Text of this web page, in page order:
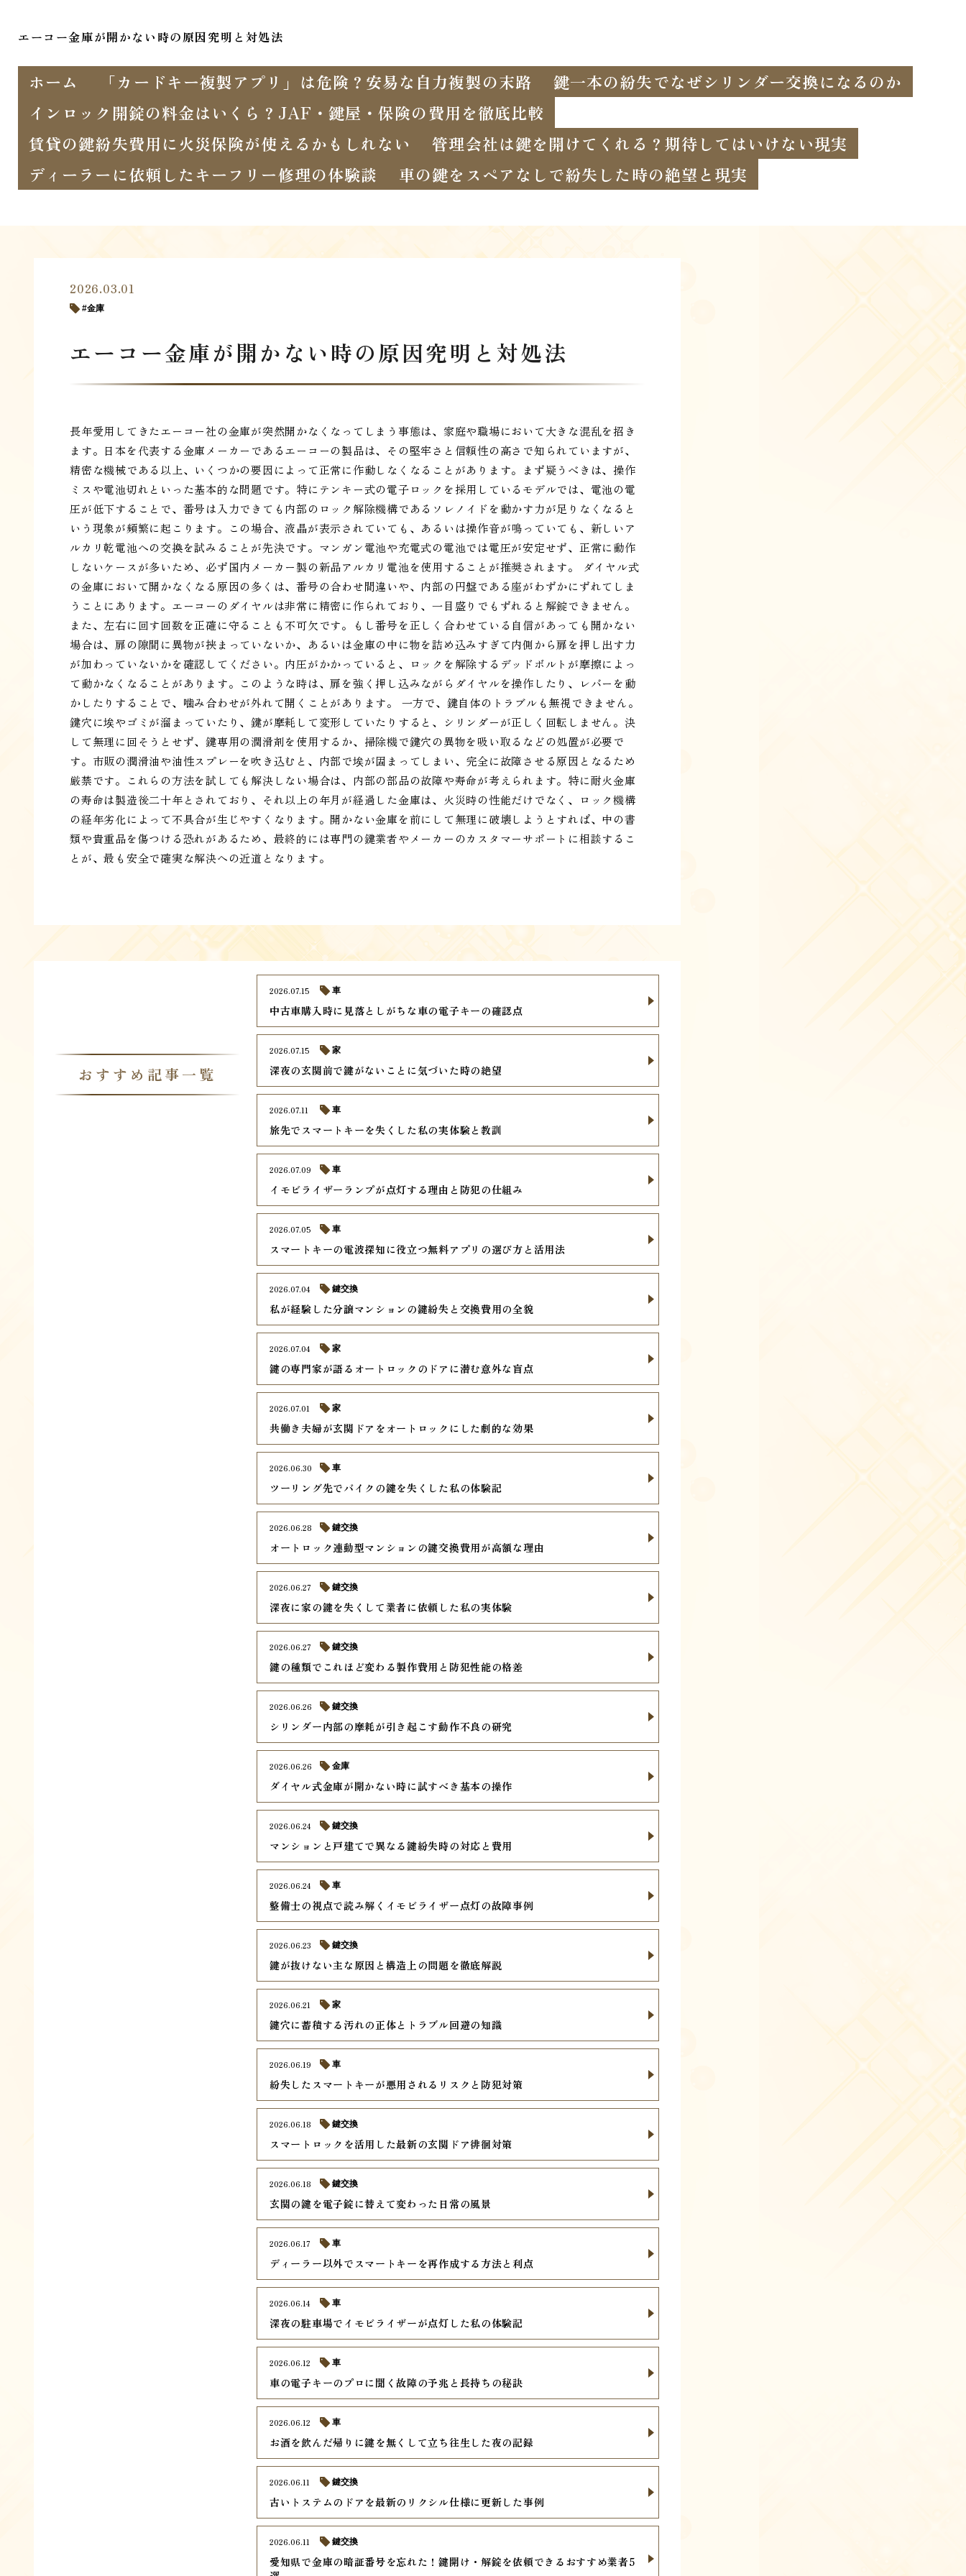
エーコー金庫が開かない時の原因究明と対処法
ホーム 「カードキー複製アプリ」は危険？安易な自力複製の末路
鍵一本の紛失でなぜシリンダー交換になるのか
インロック開錠の料金はいくら？JAF・鍵屋・保険の費用を徹底比較
賃貸の鍵紛失費用に火災保険が使えるかもしれない
管理会社は鍵を開けてくれる？期待してはいけない現実
ディーラーに依頼したキーフリー修理の体験談
車の鍵をスペアなしで紛失した時の絶望と現実
2026.03.01
金庫
エーコー金庫が開かない時の原因究明と対処法
長年愛用してきたエーコー社の金庫が突然開かなくなってしまう事態は、家庭や職場において大きな混乱を招き
ます。日本を代表する金庫メーカーであるエーコーの製品は、その堅牢さと信頼性の高さで知られていますが、
精密な機械である以上、いくつかの要因によって正常に作動しなくなることがあります。まず疑うべきは、操作
ミスや電池切れといった基本的な問題です。特にテンキー式の電子ロックを採用しているモデルでは、電池の電
圧が低下することで、番号は入力できても内部のロック解除機構であるソレノイドを動かす力が足りなくなると
いう現象が頻繁に起こります。この場合、液晶が表示されていても、あるいは操作音が鳴っていても、新しいア
ルカリ乾電池への交換を試みることが先決です。マンガン電池や充電式の電池では電圧が安定せず、正常に動作
しないケースが多いため、必ず国内メーカー製の新品アルカリ電池を使用することが推奨されます。 ダイヤル式
の金庫において開かなくなる原因の多くは、番号の合わせ間違いや、内部の円盤である座がわずかにずれてしま
うことにあります。エーコーのダイヤルは非常に精密に作られており、一目盛りでもずれると解錠できません。
また、左右に回す回数を正確に守ることも不可欠です。もし番号を正しく合わせている自信があっても開かない
場合は、扉の隙間に異物が挟まっていないか、あるいは金庫の中に物を詰め込みすぎて内側から扉を押し出す力
が加わっていないかを確認してください。内圧がかかっていると、ロックを解除するデッドボルトが摩擦によっ
て動かなくなることがあります。このような時は、扉を強く押し込みながらダイヤルを操作したり、レバーを動
かしたりすることで、噛み合わせが外れて開くことがあります。 一方で、鍵自体のトラブルも無視できません。
鍵穴に埃やゴミが溜まっていたり、鍵が摩耗して変形していたりすると、シリンダーが正しく回転しません。決
して無理に回そうとせず、鍵専用の潤滑剤を使用するか、掃除機で鍵穴の異物を吸い取るなどの処置が必要で
す。市販の潤滑油や油性スプレーを吹き込むと、内部で埃が固まってしまい、完全に故障させる原因となるため
厳禁です。これらの方法を試しても解決しない場合は、内部の部品の故障や寿命が考えられます。特に耐火金庫
の寿命は製造後二十年とされており、それ以上の年月が経過した金庫は、火災時の性能だけでなく、ロック機構
の経年劣化によって不具合が生じやすくなります。開かない金庫を前にして無理に破壊しようとすれば、中の書
類や貴重品を傷つける恐れがあるため、最終的には専門の鍵業者やメーカーのカスタマーサポートに相談するこ
とが、最も安全で確実な解決への近道となります。
おすすめ記事一覧
中古車購入時に見落としがちな車の電子キーの確認点
2026.07.15 車
深夜の玄関前で鍵がないことに気づいた時の絶望
2026.07.15 家
旅先でスマートキーを失くした私の実体験と教訓
2026.07.11 車
イモビライザーランプが点灯する理由と防犯の仕組み
2026.07.09 車
スマートキーの電波探知に役立つ無料アプリの選び方と活用法
2026.07.05 車
私が経験した分譲マンションの鍵紛失と交換費用の全貌
2026.07.04 鍵交換
鍵の専門家が語るオートロックのドアに潜む意外な盲点
2026.07.04 家
共働き夫婦が玄関ドアをオートロックにした劇的な効果
2026.07.01 家
ツーリング先でバイクの鍵を失くした私の体験記
2026.06.30 車
オートロック連動型マンションの鍵交換費用が高額な理由
2026.06.28 鍵交換
深夜に家の鍵を失くして業者に依頼した私の実体験
2026.06.27 鍵交換
鍵の種類でこれほど変わる製作費用と防犯性能の格差
2026.06.27 鍵交換
シリンダー内部の摩耗が引き起こす動作不良の研究
2026.06.26 鍵交換
ダイヤル式金庫が開かない時に試すべき基本の操作
2026.06.26 金庫
マンションと戸建てで異なる鍵紛失時の対応と費用
2026.06.24 鍵交換
整備士の視点で読み解くイモビライザー点灯の故障事例
2026.06.24 車
鍵が抜けない主な原因と構造上の問題を徹底解説
2026.06.23 鍵交換
鍵穴に蓄積する汚れの正体とトラブル回避の知識
2026.06.21 家
紛失したスマートキーが悪用されるリスクと防犯対策
2026.06.19 車
スマートロックを活用した最新の玄関ドア徘徊対策
2026.06.18 鍵交換
玄関の鍵を電子錠に替えて変わった日常の風景
2026.06.18 鍵交換
ディーラー以外でスマートキーを再作成する方法と利点
2026.06.17 車
深夜の駐車場でイモビライザーが点灯した私の体験記
2026.06.14 車
車の電子キーのプロに聞く故障の予兆と長持ちの秘訣
2026.06.12 車
お酒を飲んだ帰りに鍵を無くして立ち往生した夜の記録
2026.06.12 車
古いトステムのドアを最新のリクシル仕様に更新した事例
2026.06.11 鍵交換
愛知県で金庫の暗証番号を忘れた！鍵開け・解錠を依頼できるおすすめ業者5
2026.06.11 鍵交換